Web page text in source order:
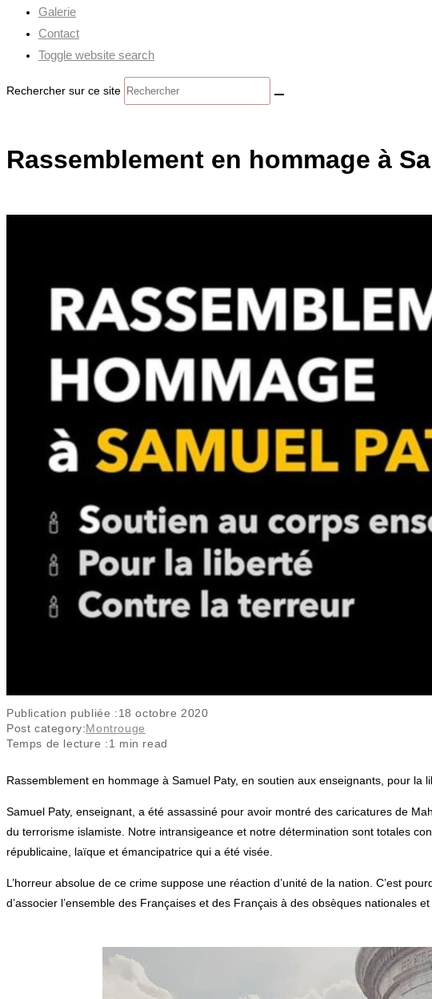
Galerie
Contact
Toggle website search
Rechercher sur ce site
Rassemblement en hommage à
Publication publiée :18 octobre 2020
Post category:Montrouge
Temps de lecture :1 min read
Rassemblement en hommage à Samuel Paty, en soutien aux enseignants, pour la
Samuel Paty, enseignant, a été assassiné pour avoir montré des caricatures de
du terrorisme islamiste. Notre intransigeance et notre détermination sont totales
républicaine, laïque et émancipatrice qui a été visée.
L’horreur absolue de ce crime suppose une réaction d’unité de la nation. C’est
d’associer l’ensemble des Françaises et des Français à des obsèques nationales